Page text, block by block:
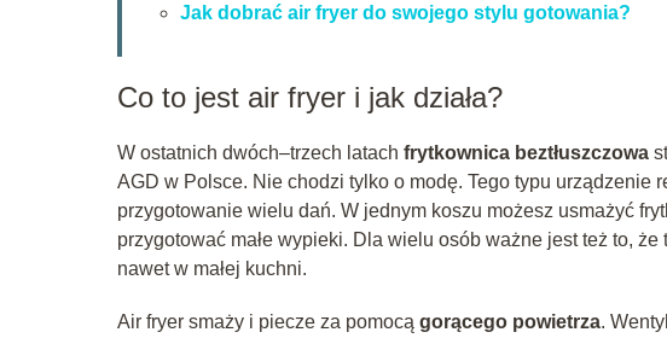
Jak dobrać air fryer do swojego stylu gotowania?
Co to jest air fryer i jak działa?
W ostatnich dwóch–trzech latach frytkownica beztłuszczowa
AGD w Polsce. Nie chodzi tylko o modę. Tego typu urządzenie
przygotowanie wielu dań. W jednym koszu możesz usmażyć
przygotować małe wypieki. Dla wielu osób ważne jest też to,
nawet w małej kuchni.
Air fryer smaży i piecze za pomocą gorącego powietrza.